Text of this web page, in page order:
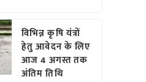
विभिन्न कृषि यंत्रों
हेतु आवेदन के लिए
आज 4 अगस्त तक
अंतिम तिथि